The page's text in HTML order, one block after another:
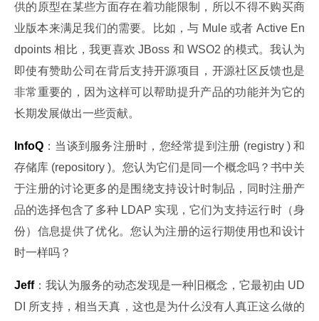
供的原型在某些方面存在着功能限制，所以不得不购买商
业版本来满足我们的需要。比如，与 Mule 或者 Active En
dpoints 相比，我更喜欢 JBoss 和 WSO2 的模式。我认为
即使有赞助公司在背后支持开源项目，开源社区反馈也是
非常重要的，因为这样可以帮助提升产品的功能并为它的
长期发展做出一些贡献。
InfoQ ：当谈到服务注册时，您经常提到注册 (registry ) 和
存储库 (repository )。您认为它们是同一个概念吗？书中关
于注册的讨论更多的是围绕支持设计时制品，同时注册产
品的选择包含了多种 LDAP 实现，它们为支持运行时（身
份）信息提供了优化。您认为注册的运行期使用也和设计
时一样吗？
Jeff：我认为服务的动态发现是一种旧概念，它最初由 UD
DI 所支持，相当天真，这也是为什么没有人真正这么做的